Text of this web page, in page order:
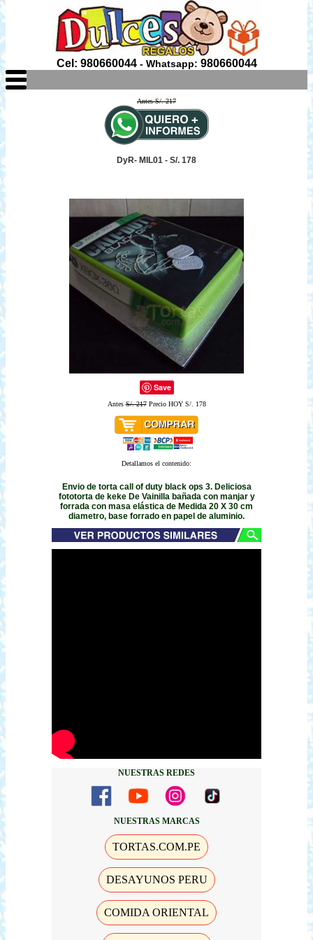
Cel: 980660044- Whatsapp: 980660044
Antes S/. 217
DyR- MIL01 - S/. 178
Save
AntesS/. 217Precio HOY S/. 178
Detallamos el contenido:
Envio de torta call of duty black ops 3. Deliciosa
fototorta de keke De Vainilla bañada con manjar y
forrada con masa elástica de Medida 20 X 30 cm
diametro, base forrado en papel de aluminio.
NUESTRAS REDES
NUESTRAS MARCAS
TORTAS.COM.PE
DESAYUNOS PERU
COMIDA ORIENTAL